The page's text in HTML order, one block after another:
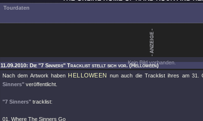
Tourdaten
Kein Bild vorhanden.
11.09.2010: Die "7 Sinners" Tracklist stellt sich vor. (Helloween)
Nach dem Artwork haben HELLOWEEN nun auch die Tracklist ihres am 31.
Sinners" veröffentlicht.
"7 Sinners" tracklist:
01. Where The Sinners Go